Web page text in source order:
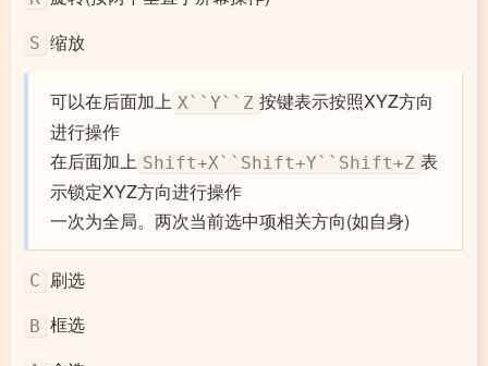
S 缩放
可以在后面加上 X``Y``Z 按键表示按照XYZ方向
进行操作
在后面加上 Shift+X``Shift+Y``Shift+Z 表
示锁定XYZ方向进行操作
一次为全局。两次当前选中项相关方向(如自身)
C 刷选
B 框选